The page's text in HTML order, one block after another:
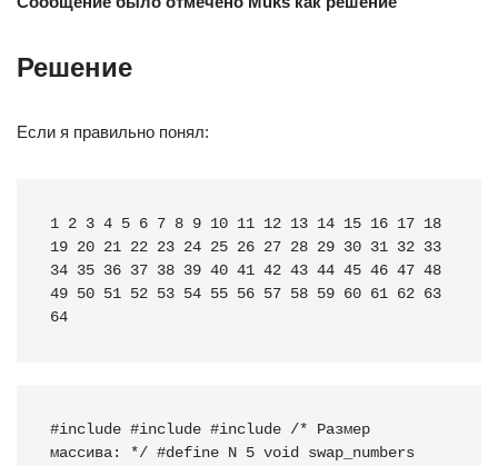
Решение
Если я правильно понял:
1 2 3 4 5 6 7 8 9 10 11 12 13 14 15 16 17 18
19 20 21 22 23 24 25 26 27 28 29 30 31 32 33
34 35 36 37 38 39 40 41 42 43 44 45 46 47 48
49 50 51 52 53 54 55 56 57 58 59 60 61 62 63
64
#include #include #include /* Размер
массива: */ #define N 5 void